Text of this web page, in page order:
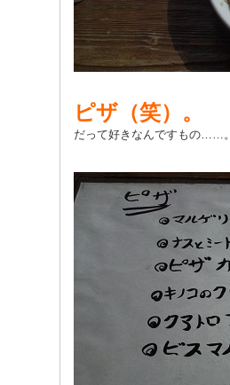
ピザ（笑）。
だって好きなんですもの……。